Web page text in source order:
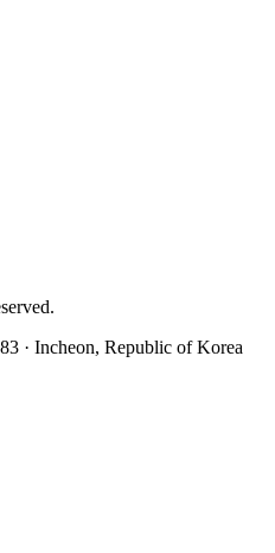
· Incheon, Republic of Korea